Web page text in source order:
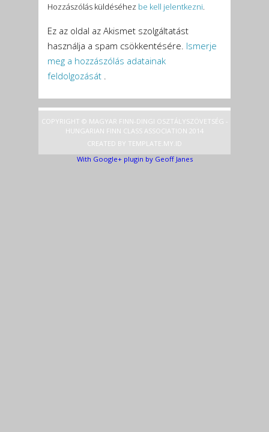
Hozzászólás küldéséhez be kell jelentkezni.
Ez az oldal az Akismet szolgáltatást
használja a spam csökkentésére. Ismerje
meg a hozzászólás adatainak
feldolgozását
COPYRIGHT © MAGYAR FINN-DINGI OSZTÁLYSZÖVETSÉG -
HUNGARIAN FINN CLASS ASSOCIATION 2014
CREATED BY TEMPLATE .MY.ID
With Google+ plugin by Geoff Janes